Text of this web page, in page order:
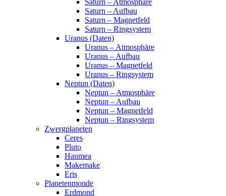
Saturn – Aufbau
Saturn – Magnetfeld
Saturn – Ringsystem
Uranus (Daten)
Uranus – Atmosphäre
Uranus – Aufbau
Uranus – Magnetfeld
Uranus – Ringsystem
Neptun (Daten)
Neptun – Atmosphäre
Neptun – Aufbau
Neptun – Magnetfeld
Neptun – Ringsystem
Zwergplaneten
Ceres
Pluto
Haumea
Makemake
Eris
Planetenmonde
Erdmond